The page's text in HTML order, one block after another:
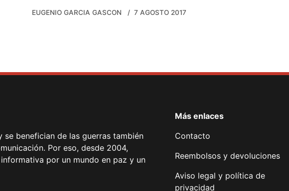
EUGENIO GARCIA GASCON 7 AGOSTO 2017
benefician de las guerras también
Por eso, desde 2004,
por un mundo en paz y un
Más enlaces
Contacto
Reembolsos y devoluciones
Aviso legal y política de
privacidad